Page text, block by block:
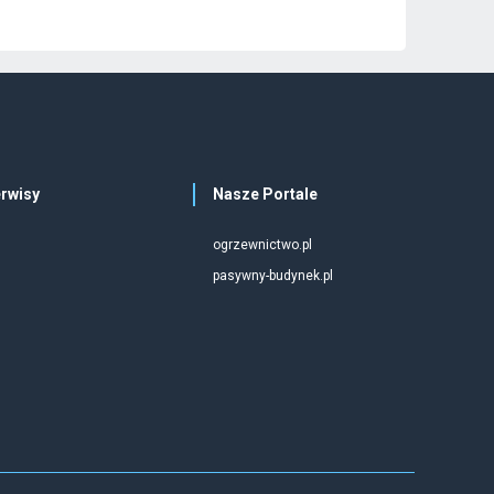
Nasze Portale
ogrzewnictwo.pl
pasywny-budynek.pl